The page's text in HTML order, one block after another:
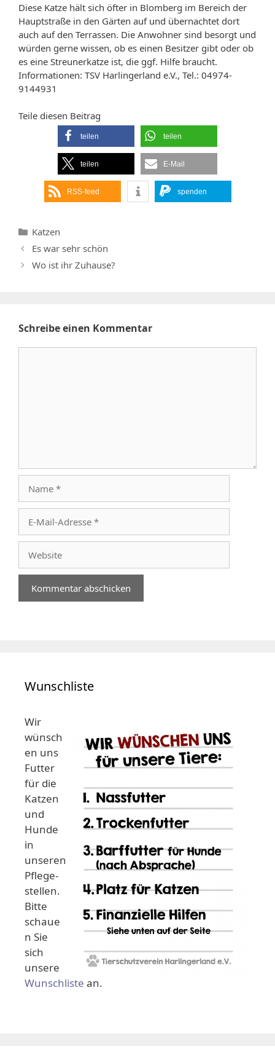
Diese Katze hält sich öfter in Blomberg im Bereich der
Hauptstraße in den Gärten auf und übernachtet dort
auch auf den Terrassen. Die Anwohner sind besorgt und
würden gerne wissen, ob es einen Besitzer gibt oder ob
es eine Streunerkatze ist, die ggf. Hilfe braucht.
Informationen: TSV Harlingerland e.V., Tel.: 04974-
9144931
Teile diesen Beitrag
teilen teilen
teilen E-Mail
RSS-feed spenden
Kategorien
Katzen
Es war sehr schön
Wo ist ihr Zuhause?
Schreibe einen Kommentar
Mail-
Adresse
Wunschliste
Wir
wünsch
en uns
Futter
für die
Katzen
und
Hunde
in
unseren
Pflege-
stellen.
Bitte
schaue
n Sie
sich
unsere
Wunschliste an.